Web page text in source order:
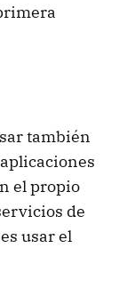
también
el propio
de
usar el